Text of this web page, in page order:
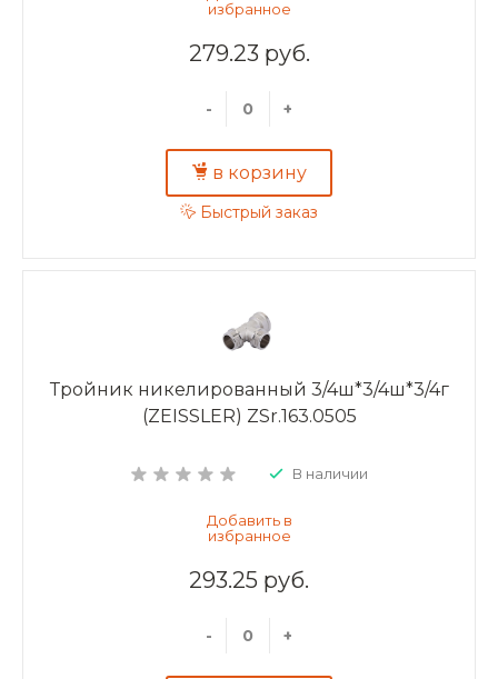
279.23 руб.
- +
в корзину
Быстрый заказ
Тройник никелированный 3/4ш*3/4ш*3/4г
(ZEISSLER) ZSr.163.0505
В наличии
293.25 руб.
- +